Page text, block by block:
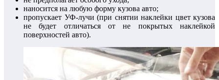
наносится на любую форму кузова авто;
пропускает УФ-лучи (при снятии наклейки цвет кузова
не будет отличаться от не покрытых наклейкой
поверхностей авто).